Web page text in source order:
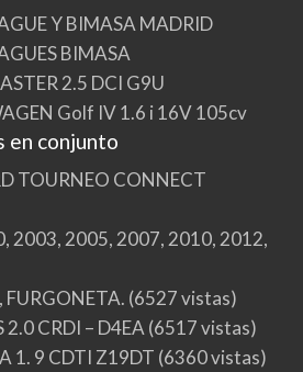
Y BIMASA MADRID
BIMASA
2.5 DCI G9U
Golf IV 1.6 i 16V 105cv
en conjunto
TOURNEO CONNECT
2003, 2005, 2007, 2010, 2012,
FURGONETA. (6527 vistas)
CRDI – D4EA (6517 vistas)
1. 9 CDTI Z19DT (6360 vistas)